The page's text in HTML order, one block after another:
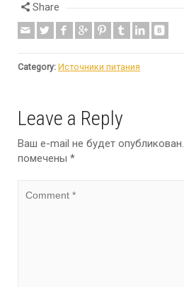
Share
Category: Источники питания
Leave a Reply
Ваш e-mail не будет опубликован.
помечены *